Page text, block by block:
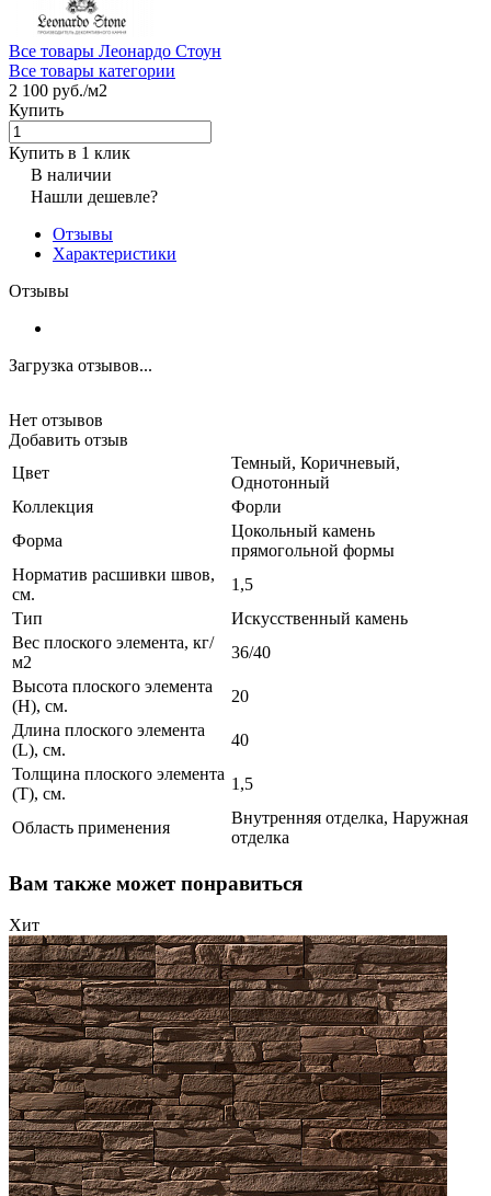
Все товары Леонардо Стоун
Все товары категории
2 100 руб./м2
Купить
Купить в 1 клик
В наличии
Нашли дешевле?
Отзывы
Характеристики
Отзывы
Загрузка отзывов...
Нет отзывов
Добавить отзыв
Цвет
Темный, Коричневый,
Однотонный
Коллекция
Форли
Форма
Цокольный камень
прямогольной формы
Норматив расшивки швов,
см.
1,5
Тип
Искусственный камень
Вес плоского элемента, кг/
м2
36/40
Высота плоского элемента
(H), см.
20
Длина плоского элемента
(L), см.
40
Толщина плоского элемента
(T), см.
1,5
Область применения
Внутренняя отделка, Наружная
отделка
Вам также может понравиться
Хит